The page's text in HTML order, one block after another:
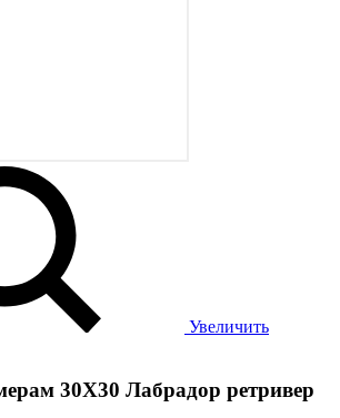
Увеличить
30Х30 Лабрадор ретривер